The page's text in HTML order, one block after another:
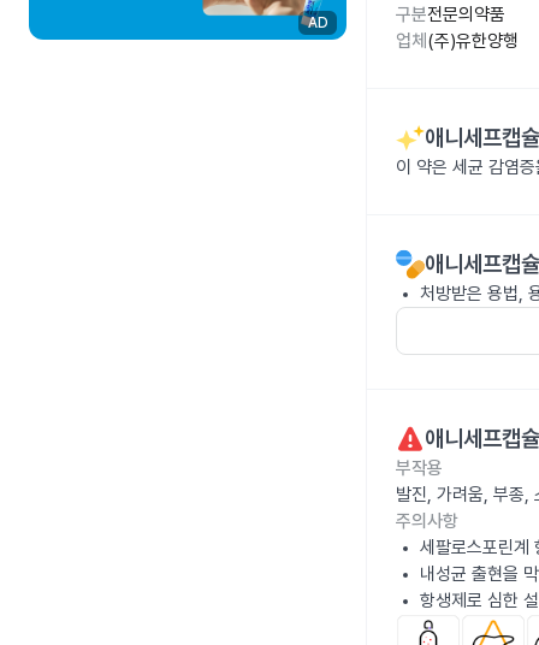
AD
구분전문의약품
업체 (주)유한양행
애니세프캡
이 약은 세균 감염
애니세프캡
처방받은 용법,
애니세프캡
부작용
발진, 가려움, 부종,
주의사항
세팔로스포린계
내성균 출현을
항생제로 심한